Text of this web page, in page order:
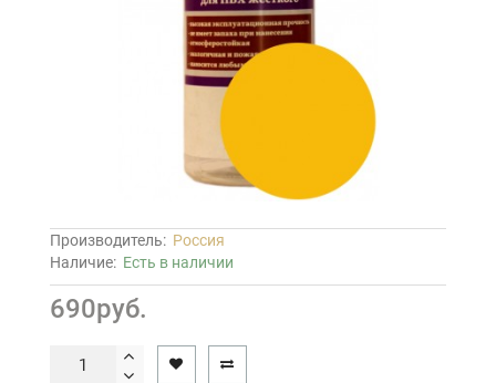
Производитель: Россия
Наличие: Есть в наличии
690руб.